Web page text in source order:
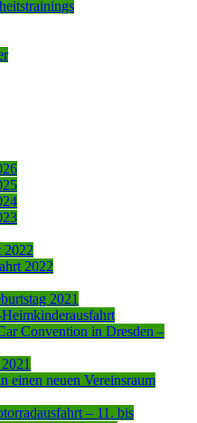
2022
2022
2021
Convention in Dresden –
einen neuen Vereinsraum
– 11. bis